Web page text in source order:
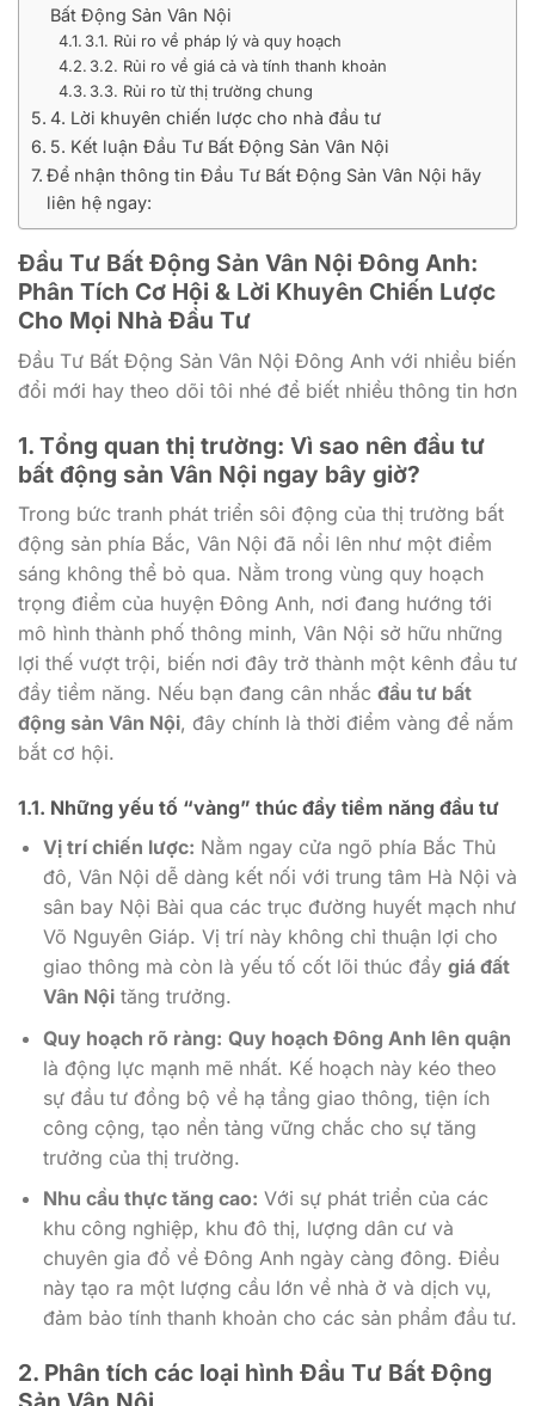
Bất Động Sản Vân Nội
3.1. Rủi ro về pháp lý và quy hoạch
3.2. Rủi ro về giá cả và tính thanh khoản
3.3. Rủi ro từ thị trường chung
4. Lời khuyên chiến lược cho nhà đầu tư
5. Kết luận Đầu Tư Bất Động Sản Vân Nội
Để nhận thông tin Đầu Tư Bất Động Sản Vân Nội hãy
liên hệ ngay:
Đầu Tư Bất Động Sản Vân Nội Đông Anh:
Phân Tích Cơ Hội & Lời Khuyên Chiến Lược
Cho Mọi Nhà Đầu Tư
Đầu Tư Bất Động Sản Vân Nội Đông Anh với nhiều biến
đổi mới hay theo dõi tôi nhé để biết nhiều thông tin hơn
1. Tổng quan thị trường: Vì sao nên đầu tư
bất động sản Vân Nội ngay bây giờ?
Trong bức tranh phát triển sôi động của thị trường bất
động sản phía Bắc, Vân Nội đã nổi lên như một điểm
sáng không thể bỏ qua. Nằm trong vùng quy hoạch
trọng điểm của huyện Đông Anh, nơi đang hướng tới
mô hình thành phố thông minh, Vân Nội sở hữu những
lợi thế vượt trội, biến nơi đây trở thành một kênh đầu tư
đầy tiềm năng. Nếu bạn đang cân nhắc đầu tư bất
động sản Vân Nội, đây chính là thời điểm vàng để nắm
bắt cơ hội.
1.1. Những yếu tố “vàng” thúc đẩy tiềm năng đầu tư
Vị trí chiến lược: Nằm ngay cửa ngõ phía Bắc Thủ
đô, Vân Nội dễ dàng kết nối với trung tâm Hà Nội và
sân bay Nội Bài qua các trục đường huyết mạch như
Võ Nguyên Giáp. Vị trí này không chỉ thuận lợi cho
giao thông mà còn là yếu tố cốt lõi thúc đẩy giá đất
Vân Nộităng trưởng.
Quy hoạch rõ ràng: Quy hoạch Đông Anh lên quận
là động lực mạnh mẽ nhất. Kế hoạch này kéo theo
sự đầu tư đồng bộ về hạ tầng giao thông, tiện ích
công cộng, tạo nền tảng vững chắc cho sự tăng
trưởng của thị trường.
Nhu cầu thực tăng cao: Với sự phát triển của các
khu công nghiệp, khu đô thị, lượng dân cư và
chuyên gia đổ về Đông Anh ngày càng đông. Điều
này tạo ra một lượng cầu lớn về nhà ở và dịch vụ,
đảm bảo tính thanh khoản cho các sản phẩm đầu tư.
2. Phân tích các loại hình Đầu Tư Bất Động